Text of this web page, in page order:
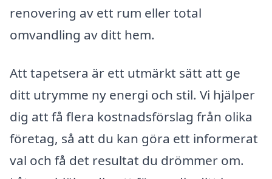
renovering av ett rum eller total
omvandling av ditt hem.
Att tapetsera är ett utmärkt sätt att ge
ditt utrymme ny energi och stil. Vi hjälper
dig att få flera kostnadsförslag från olika
företag, så att du kan göra ett informerat
val och få det resultat du drömmer om.